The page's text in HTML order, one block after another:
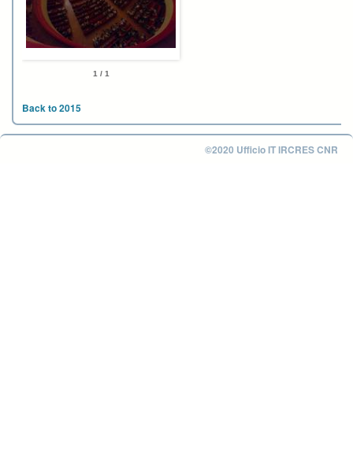
1 / 1
Back to 2015
©2020 Ufficio IT IRCRES CNR